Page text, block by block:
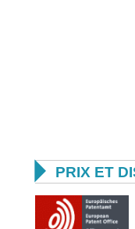
 PRIX ET